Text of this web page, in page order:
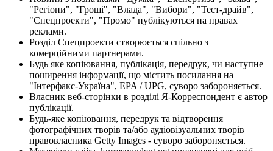
"Регіони", "Гроші", "Влада", "Вибори", "Тест-драйв",
"Спецпроекти", "Промо" публікуються на правах
реклами.
Розділ Спецпроекти створюється спільно з
комерційними партнерами.
Будь яке копіювання, публікація, передрук, чи наступне
поширення інформації, що містить посилання на
"Інтерфакс-Україна", EPA / UPG, суворо забороняється.
Власник веб-сторінки в розділі Я-Корреспондент є автор
публікації.
Будь-яке копіювання, передрук та відтворення
фотографічних творів та/або аудіовізуальних творів
правовласника Getty Images - суворо забороняється.